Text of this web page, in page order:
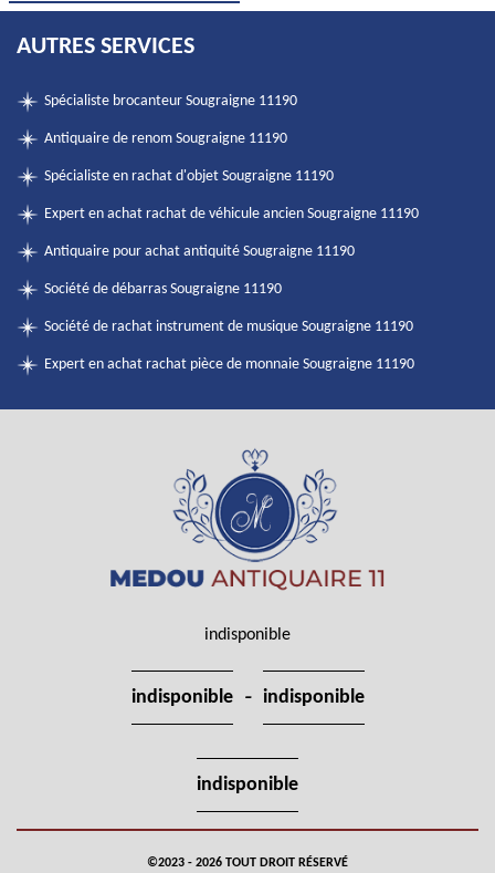
AUTRES SERVICES
Spécialiste brocanteur Sougraigne 11190
Antiquaire de renom Sougraigne 11190
Spécialiste en rachat d'objet Sougraigne 11190
Expert en achat rachat de véhicule ancien Sougraigne 11190
Antiquaire pour achat antiquité Sougraigne 11190
Société de débarras Sougraigne 11190
Société de rachat instrument de musique Sougraigne 11190
Expert en achat rachat pièce de monnaie Sougraigne 11190
indisponible
indisponible - indisponible
indisponible
©2023 - 2026 TOUT DROIT RÉSERVÉ